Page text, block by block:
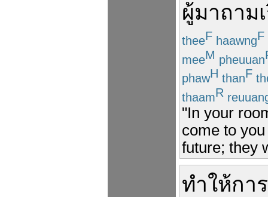
ผู้มาถาม
theeF haawngF
meeM pheuuan
phawH thanF
thaamR
"In your
come to
future; they
ทำให้กา